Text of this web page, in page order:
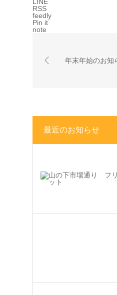
RSS
feedly
Pin it
note
年末年始のお知
最近のお知らせ